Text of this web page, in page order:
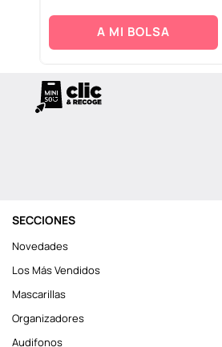
A MI BOLSA
SECCIONES
Novedades
Los Más Vendidos
Mascarillas
Organizadores
Audifonos